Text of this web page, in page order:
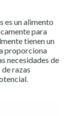
es un alimento
para
tienen un
proporciona
necesidades de
razas